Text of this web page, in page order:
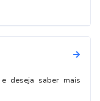
deseja saber mais